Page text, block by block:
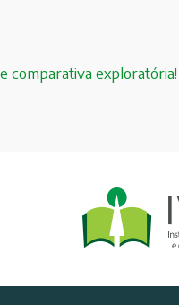
comparativa exploratória!